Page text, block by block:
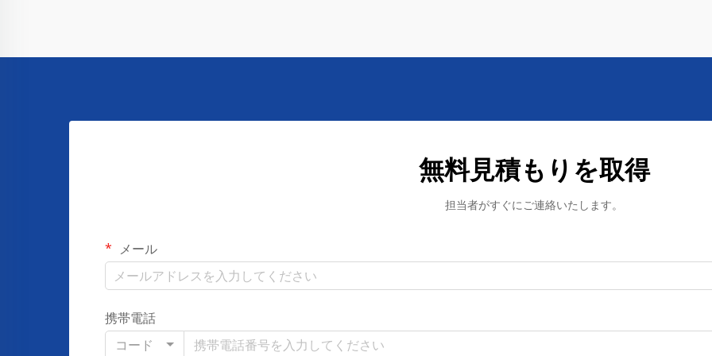
無料見積もりを取得
担当者がすぐにご連絡いたします。
メール
携帯電話
コード